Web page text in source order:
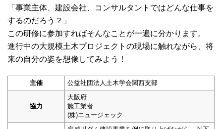
「事業主体、建設会社、コンサルタントではどんな仕事を
するのだろう？」
この研修に参加すればそんなことが一遍に分かります。
進行中の大規模土木プロジェクトの現場に触れながら、将
来の自分の姿を想像してみよう！
主催 公益社団法人土木学会関西支部
協力
大阪府
施工業者
(株)ニュージェック